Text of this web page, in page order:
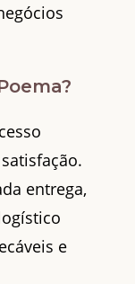
entrega,
e